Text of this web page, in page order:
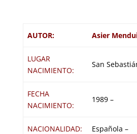
AUTOR: Asier
LUGAR
NACIMIENTO:
San
FECHA
NACIMIENTO:
1989 –
NACIONALIDAD: Española –